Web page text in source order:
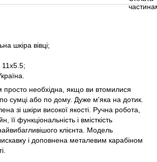
шкіра вівці;
необхідна, якщо ви втомилися
сумці або по дому. Дуже м'яка на дотик.
​​зі шкіри високої якості. Ручна робота,
її функціональність і вмісткість
клієнта. Модель
і доповнена металевим карабіном